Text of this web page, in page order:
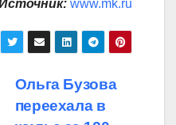
www.mk.ru
Ольга Бузова
переехала в